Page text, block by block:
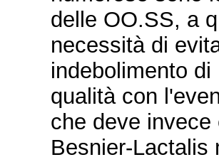
delle OO.SS, a
necessità di
indebolimento
qualità con
che deve
Besnier-Lactalis